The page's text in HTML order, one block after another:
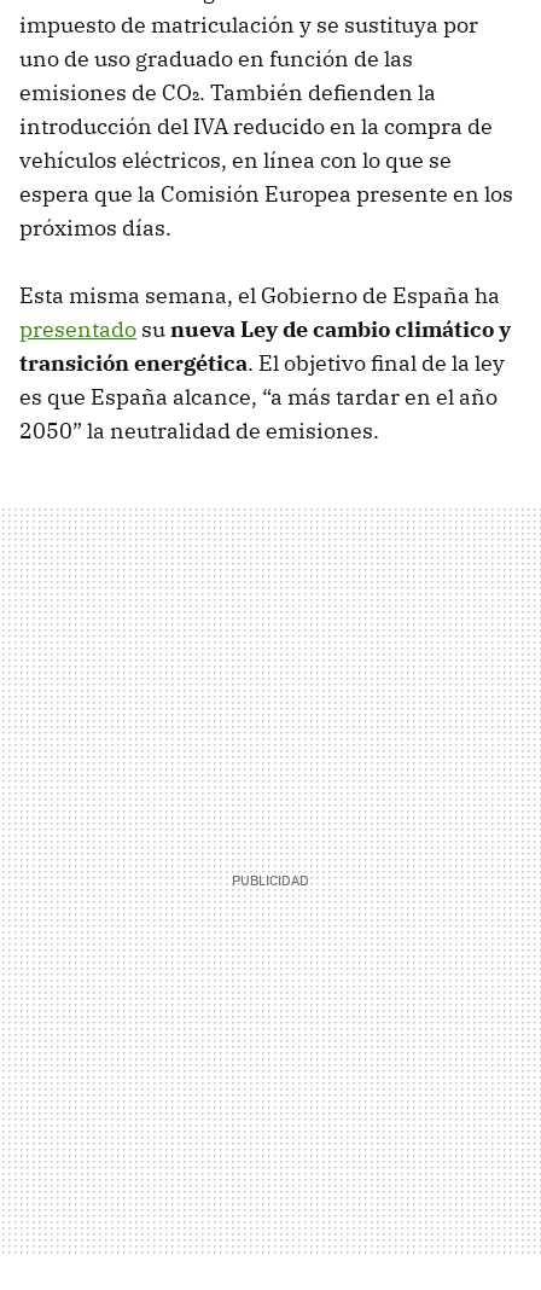
impuesto de matriculación y se sustituya por
uno de uso graduado en función de las
emisiones de CO₂. También defienden la
introducción del IVA reducido en la compra de
vehículos eléctricos, en línea con lo que se
espera que la Comisión Europea presente en los
próximos días.
Esta misma semana, el Gobierno de España ha
presentado sunueva Ley de cambio climático y
transición energética. El objetivo final de la ley
es que España alcance, “a más tardar en el año
2050” la neutralidad de emisiones.